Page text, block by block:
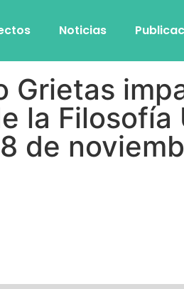
Noticias
Grietas
la
de